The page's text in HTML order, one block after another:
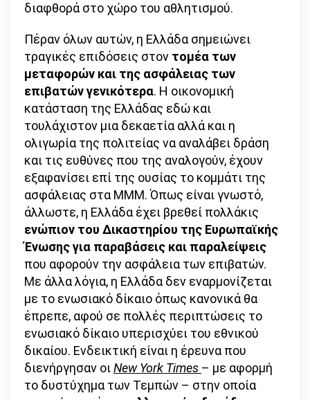
διαφθορά στο χώρο του αθλητισμού.
Πέραν όλων αυτών, η Ελλάδα σημειώνει
τραγικές επιδόσεις στον τομέα των
μεταφορών και της ασφάλειας των
επιβατών γενικότερα. Η οικονομική
κατάσταση της Ελλάδας εδώ και
τουλάχιστον μια δεκαετία αλλά και η
ολιγωρία της πολιτείας να αναλάβει δράση
και τις ευθύνες που της αναλογούν, έχουν
εξαφανίσει επί της ουσίας το κομμάτι της
ασφάλειας στα ΜΜΜ. Όπως είναι γνωστό,
άλλωστε, η Ελλάδα έχει βρεθεί πολλάκις
ενώπιον του Δικαστηρίου της Ευρωπαϊκής
Ένωσης για παραβάσεις και παραλείψεις
που αφορούν την ασφάλεια των επιβατών.
Με άλλα λόγια, η Ελλάδα δεν εναρμονίζεται
με το ενωσιακό δίκαιο όπως κανονικά θα
έπρεπε, αφού σε πολλές περιπτώσεις το
ενωσιακό δίκαιο υπερισχύει του εθνικού
δικαίου. Ενδεικτική είναι η έρευνα που
διενήργησαν οιNew York Times – με αφορμή
το δυστύχημα των Τεμπών – στην οποία